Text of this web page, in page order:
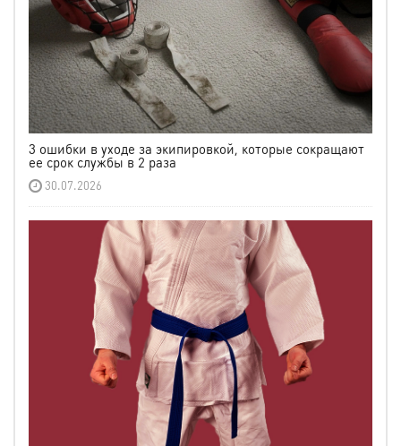
3 ошибки в уходе за экипировкой, которые сокращают
ее срок службы в 2 раза
30.07.2026